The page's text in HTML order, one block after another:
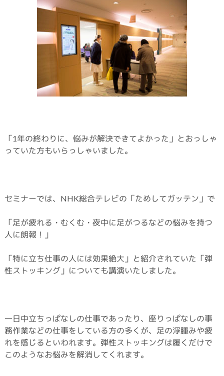
「1年の終わりに、悩みが解決できてよかった」とおっしゃ
っていた方もいらっしゃいました。
セミナーでは、NHK総合テレビの「ためしてガッテン」で
「足が疲れる・むくむ・夜中に足がつるなどの悩みを持つ
人に朗報！」
「特に立ち仕事の人には効果絶大」と紹介されていた「弾
性ストッキング」についても講演いたしました。
一日中立ちっぱなしの仕事であったり、座りっぱなしの事
務作業などの仕事をしている方の多くが、足の浮腫みや疲
れを感じるといわれます。弾性ストッキングは履くだけで
このようなお悩みを解消してくれます。